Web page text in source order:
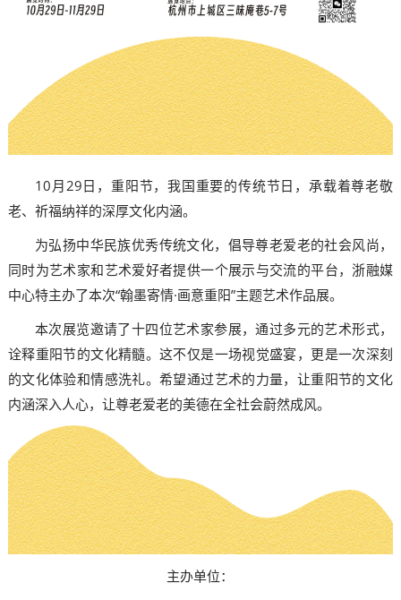
10月29日，重阳节，我国重要的传统节日，承载着尊老敬
老、祈福纳祥的深厚文化内涵。
为弘扬中华民族优秀传统文化，倡导尊老爱老的社会风尚，
同时为艺术家和艺术爱好者提供一个展示与交流的平台，浙融媒
中心特主办了本次“翰墨寄情·画意重阳”主题艺术作品展。
本次展览邀请了十四位艺术家参展，通过多元的艺术形式，
诠释重阳节的文化精髓。这不仅是一场视觉盛宴，更是一次深刻
的文化体验和情感洗礼。希望通过艺术的力量，让重阳节的文化
内涵深入人心，让尊老爱老的美德在全社会蔚然成风。
主办单位：